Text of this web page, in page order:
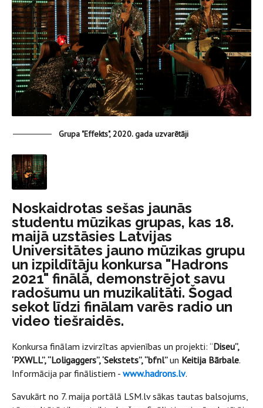
Grupa "Effekts", 2020. gada uzvarētāji
Noskaidrotas sešas jaunās
studentu mūzikas grupas, kas 18.
maijā uzstāsies Latvijas
Universitātes jauno mūzikas grupu
un izpildītāju konkursa "Hadrons
2021" finālā, demonstrējot savu
radošumu un muzikalitāti. Šogad
sekot līdzi finālam varēs radio un
video tiešraidēs.
Konkursa finālam izvirzītas apvienības un projekti: “Diseu”,
‘PXWLL”, “Loligaggers”, ‘Sekstets”, “bfnl”un Keitija Bārbale.
Informācija par finālistiem - www.hadrons.lv.
Savukārt no 7. maija portālā LSM.lv sākas tautas balsojums,